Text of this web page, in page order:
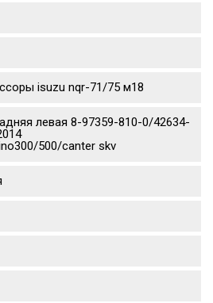
isuzu nqr-71/75 м18
левая 8-97359-810-0/42634-
500/canter skv